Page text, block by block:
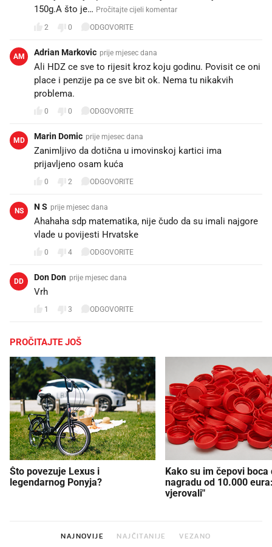
150g.A što je… Pročitajte cijeli komentar
2 0 ODGOVORITE
AM Adrian Markovic prije mjesec dana
Ali HDZ ce sve to rijesit kroz koju godinu. Povisit ce oni
place i penzije pa ce sve bit ok. Nema tu nikakvih
problema.
0 0 ODGOVORITE
MD Marin Domic prije mjesec dana
Zanimljivo da dotična u imovinskoj kartici ima
prijavljeno osam kuća
0 2 ODGOVORITE
NS N S prije mjesec dana
Ahahaha sdp matematika, nije čudo da su imali najgore
vlade u povijesti Hrvatske
0 4 ODGOVORITE
DD Don Don prije mjesec dana
Vrh😂😂😂😂
1 3 ODGOVORITE
PROČITAJTE JOŠ
Što povezuje Lexus i
legendarnog Ponyja?
Kako su im čepovi boca
nagradu od 10.000
vjerovali"
NAJNOVIJE NAJČITANIJE VEZANO